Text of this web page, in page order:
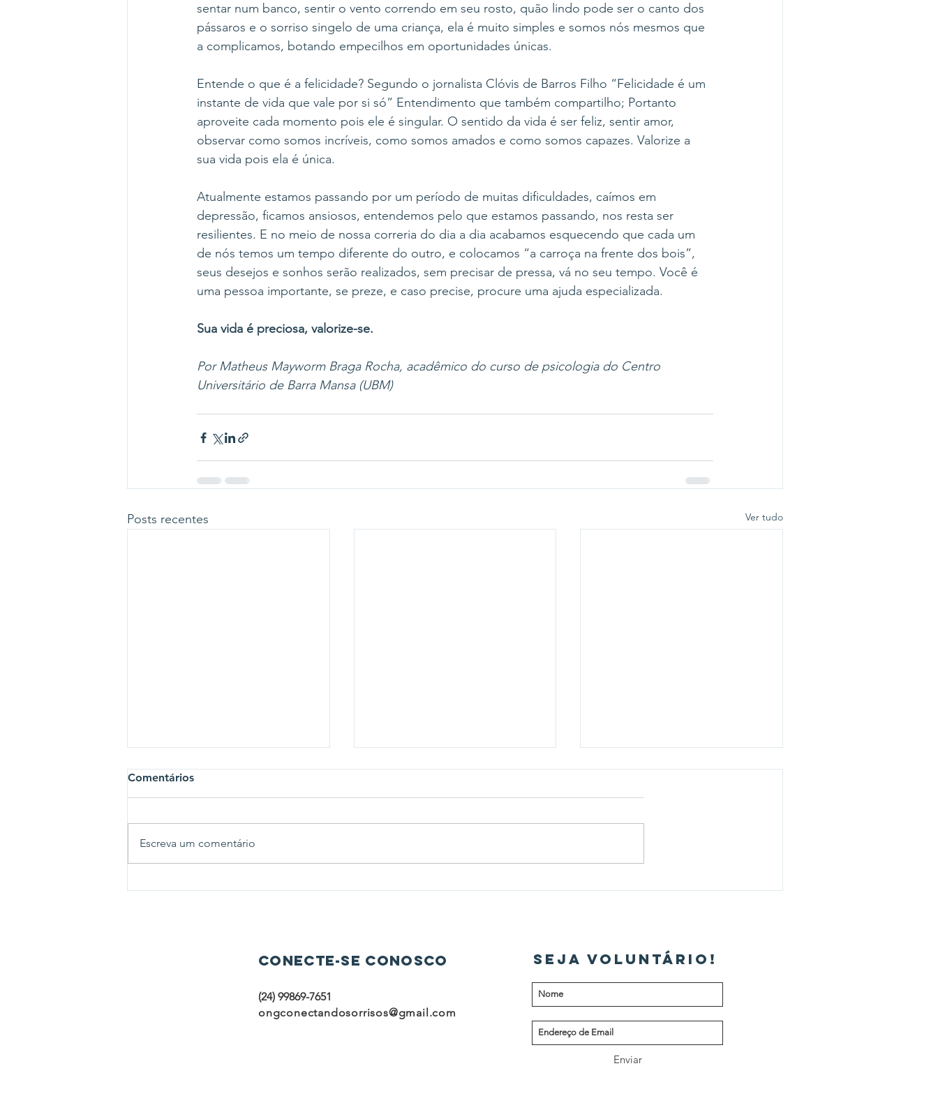
sentar num banco, sentir o vento correndo em seu rosto, quão lindo pode ser o canto dos
pássaros e o sorriso singelo de uma criança, ela é muito simples e somos nós mesmos que
a complicamos, botando empecilhos em oportunidades únicas.
Entende o que é a felicidade? Segundo o jornalista Clóvis de Barros Filho “Felicidade é um
instante de vida que vale por si só” Entendimento que também compartilho; Portanto
aproveite cada momento pois ele é singular. O sentido da vida é ser feliz, sentir amor,
observar como somos incríveis, como somos amados e como somos capazes. Valorize a
sua vida pois ela é única.
Atualmente estamos passando por um período de muitas dificuldades, caímos em
depressão, ficamos ansiosos, entendemos pelo que estamos passando, nos resta ser
resilientes. E no meio de nossa correria do dia a dia acabamos esquecendo que cada um
de nós temos um tempo diferente do outro, e colocamos “a carroça na frente dos bois”,
seus desejos e sonhos serão realizados, sem precisar de pressa, vá no seu tempo. Você é
uma pessoa importante, se preze, e caso precise, procure uma ajuda especializada.
Sua vida é preciosa, valorize-se.
Por Matheus Mayworm Braga Rocha, acadêmico do curso de psicologia do Centro
Universitário de Barra Mansa (UBM)
Posts recentes Ver tudo
Comentários
Escreva um comentário
Conecte-se conosco
(24) 99869-7651
ongconectandosorrisos@gmail.com
SEJA VOLUNTÁRIO!
Enviar